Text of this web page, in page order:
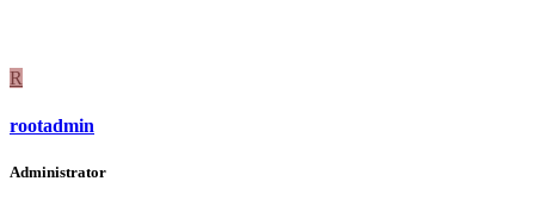
R
rootadmin
Administrator